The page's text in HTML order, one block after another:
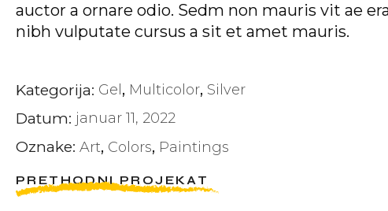
auctor a ornare odio. Sedm non mauris vit ae
nibh vulputate cursus a sit et amet mauris.
Kategorija: Gel Multicolor Silver
Datum: januar 11, 2022
Oznake: Art Colors Paintings
PRETHODNI PROJEKAT